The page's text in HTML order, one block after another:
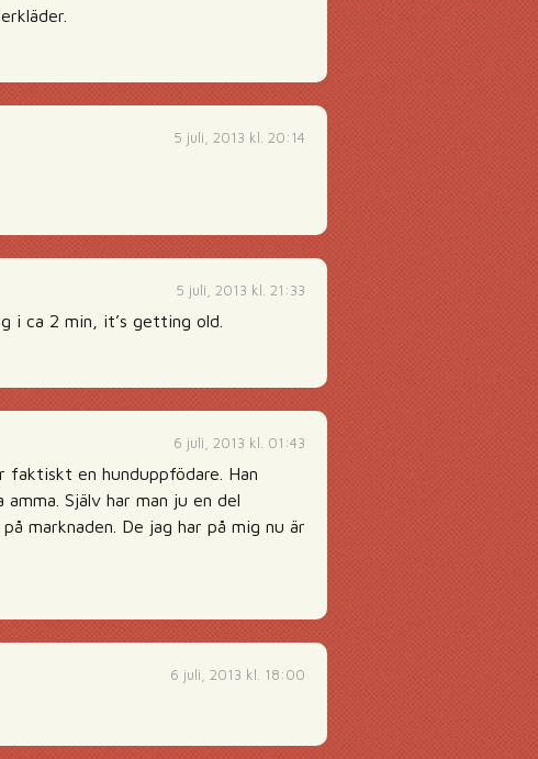
5 juli, 2013 kl. 20:14
5 juli, 2013 kl. 21:33
i ca 2 min, it’s getting old.
6 juli, 2013 kl. 01:43
faktiskt en hunduppfödare. Han
Själv har man ju en del
marknaden. De jag har på mig nu är
6 juli, 2013 kl. 18:00